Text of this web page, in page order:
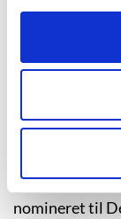
Det var dog
gang i hans
som hverken
men som kun
og enkle
han i 1978
nomineret til